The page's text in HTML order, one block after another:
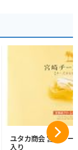
ユタカ商会 宮崎チー
入り